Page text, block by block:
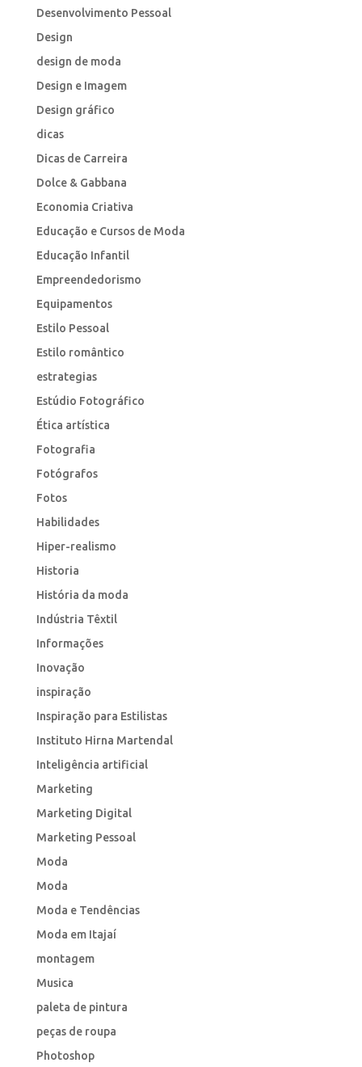
Desenvolvimento Pessoal
Design
design de moda
Design e Imagem
Design gráfico
dicas
Dicas de Carreira
Dolce & Gabbana
Economia Criativa
Educação e Cursos de Moda
Educação Infantil
Empreendedorismo
Equipamentos
Estilo Pessoal
Estilo romântico
estrategias
Estúdio Fotográfico
Ética artística
Fotografia
Fotógrafos
Fotos
Habilidades
Hiper-realismo
Historia
História da moda
Indústria Têxtil
Informações
Inovação
inspiração
Inspiração para Estilistas
Instituto Hirna Martendal
Inteligência artificial
Marketing
Marketing Digital
Marketing Pessoal
Moda
Moda
Moda e Tendências
Moda em Itajaí
montagem
Musica
paleta de pintura
peças de roupa
Photoshop